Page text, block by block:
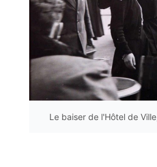
Le baiser de l'Hôtel de